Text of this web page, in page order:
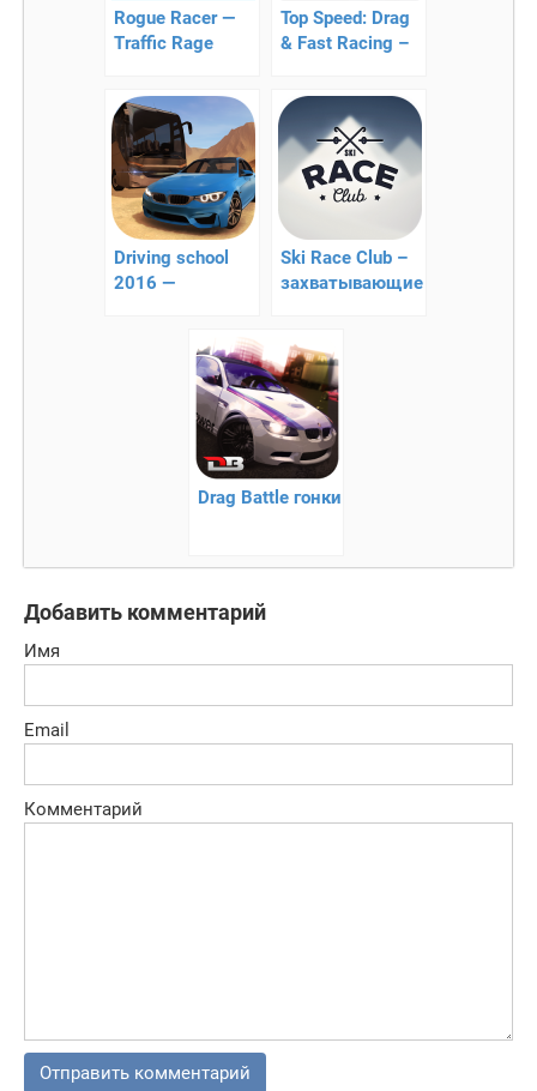
Rogue Racer —
Traffic Rage
аркада для
смартфона
Top Speed: Drag
& Fast Racing –
рейсинг на
андроид
Driving school
2016 —
вождения
Ski Race Club –
захватывающие
Drag Battle гонки
Добавить комментарий
Имя
Email
Комментарий